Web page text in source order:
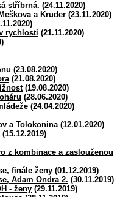
stříbrná. (24.11.2020)
a Kruder (23.11.2020)
rychlosti (21.11.2020)
(23.08.2020)
(21.08.2020)
(19.08.2020)
(28.06.2020)
(24.04.2020)
a Tolokonina(12.01.2020)
(15.12.2019)
z kombinace a zaslouženou
finále ženy (01.12.2019)
Adam Ondra 2. (30.11.2019)
- ženy (29.11.2019)